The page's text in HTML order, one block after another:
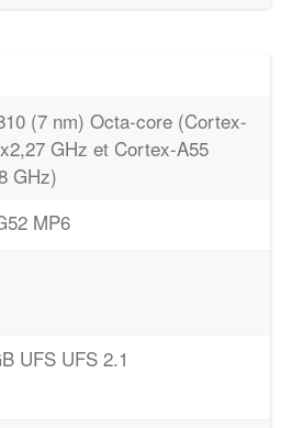
(7 nm) Octa-core (Cortex-
GHz et Cortex-A55
GHz)
MP6
UFS UFS 2.1